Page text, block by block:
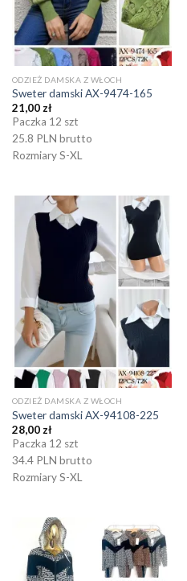
ODZIEŻ DAMSKA Z WŁOCH
Sweter damski AX-9474-165
21,00zł
Paczka 12 szt
25.8 PLN brutto
Rozmiary S-XL
ODZIEŻ DAMSKA Z WŁOCH
Sweter damski AX-94108-225
28,00 zł
Paczka 12 szt
34.4 PLN brutto
Rozmiary S-XL